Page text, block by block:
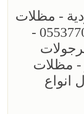
- مظلات
مواقف سيارات - 0553770074 -
- مظلات
انواع